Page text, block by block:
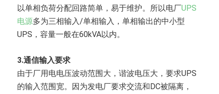
以单相负荷分配回路简单，易于维护。所以电厂UPS
电源多为三相输入/单相输入，单相输出的中小型
UPS，容量一般在60kVA以内。
3.通信输入要求
由于厂用电电压波动范围大，谐波电压大，要求UPS
的输入范围宽。因为发电厂要求交流和DC被隔离，